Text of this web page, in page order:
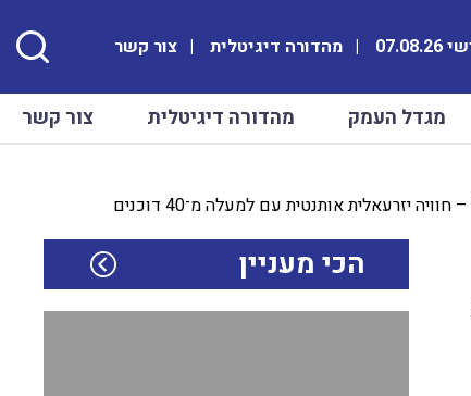
מהדורה דיגיטלית צור קשר
מגדל העמק מהדורה דיגיטלית צור קשר
אותנטית עם למעלה מ־40 דוכנים
הכי מעניין